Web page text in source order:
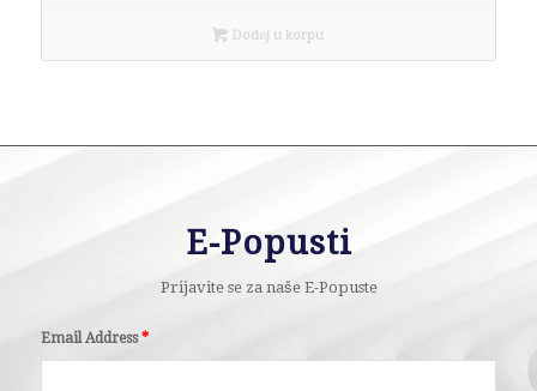
Dodaj u korpu
E-Popusti
Prijavite se za naše E-Popuste
Email Address*